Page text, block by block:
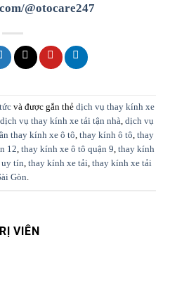
@otocare247
và được gắn thẻ dịch vụ thay kính xe
dịch vụ thay kính xe tải tận nhà, dịch vụ
thay kính xe ô tô, thay kính ô tô, thay
12, thay kính xe ô tô quận 9, thay kính
uy tín, thay kính xe tải, thay kính xe tải
Gòn.
VIÊN